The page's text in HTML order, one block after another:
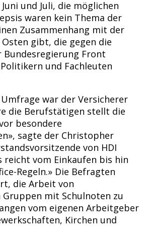
und Juli, die möglichen
waren kein Thema der
Zusammenhang mit der
gibt, die gegen die
Bundesregierung Front
und Fachleuten
war der Versicherer
die Berufstätigen stellt die
besondere
sagte der Christopher
von HDI
reicht vom Einkaufen bis hin
Regeln.» Die Befragten
die Arbeit von
mit Schulnoten zu
vom eigenen Arbeitgeber
Kirchen und